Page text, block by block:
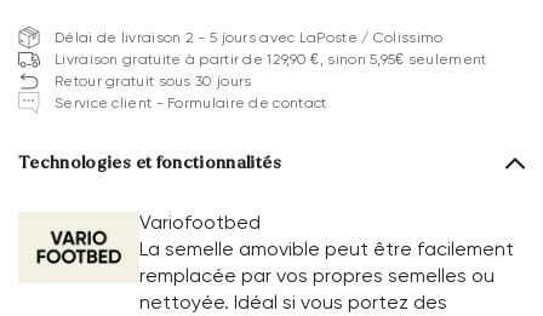
Délai de livraison 2 - 5 jours avec LaPoste / Colissimo
Livraison gratuite à partir de 129,90 €, sinon 5,95€ seulement
Retour gratuit sous 30 jours
Service client - Formulaire de contact
Technologies et fonctionnalités
Variofootbed
La semelle amovible peut être facilement
remplacée par vos propres semelles ou
nettoyée. Idéal si vous portez des